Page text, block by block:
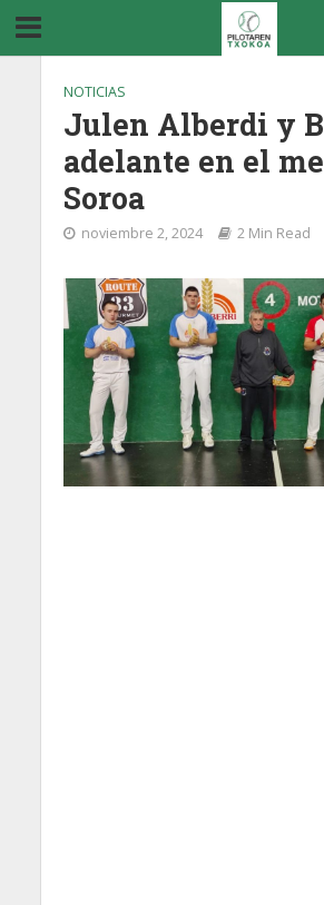
NOTICIAS
Julen Alberdi y
adelante en el
Soroa
noviembre 2, 2024 2 Min Read